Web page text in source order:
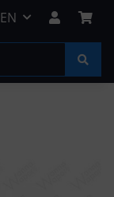
EN